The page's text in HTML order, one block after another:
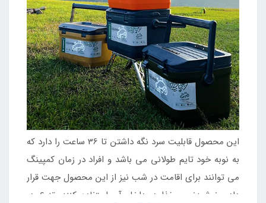
این محصول قابلیت سرد نگه داشتن تا 36 ساعت را دارد که
به نوبه خود تایم طولانی می باشد و افراد در زمان کمپینگ
می توانند برای اقامت در شب نیز از این محصول جهت قرار
دادن نوشیدنی و غذا در داخل آن استفاده کنند. تنوع در